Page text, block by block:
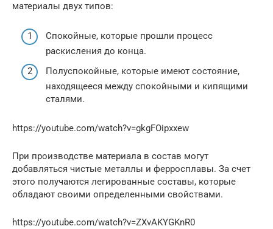
материалы двух типов:
Спокойные, которые прошли процесс
раскисления до конца.
Полуспокойные, которые имеют состояние,
находящееся между спокойными и кипящими
сталями.
https://youtube.com/watch?v=gkgFOipxxew
При производстве материала в состав могут
добавляться чистые металлы и ферросплавы. За счет
этого получаются легированные составы, которые
обладают своими определенными свойствами.
https://youtube.com/watch?v=ZXvAKYGKnR0